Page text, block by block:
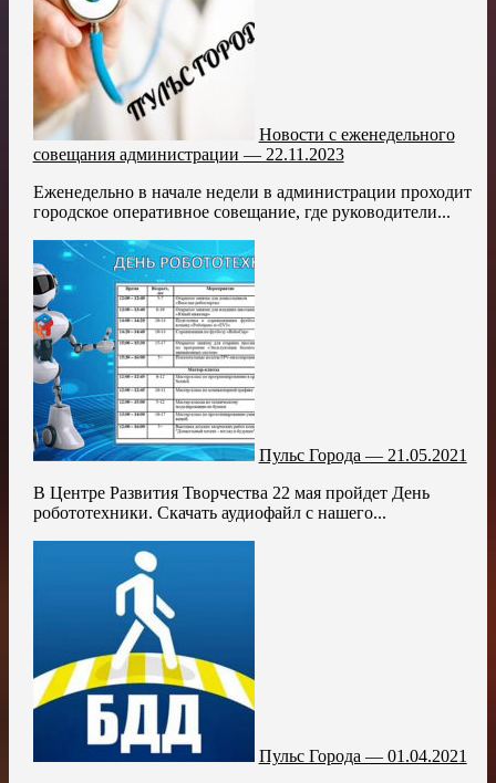
Новости с еженедельного
совещания администрации — 22.11.2023
Еженедельно в начале недели в администрации проходит
городское оперативное совещание, где руководители...
Пульс Города — 21.05.2021
В Центре Развития Творчества 22 мая пройдет День
робототехники. Скачать аудиофайл с нашего...
Пульс Города — 01.04.2021